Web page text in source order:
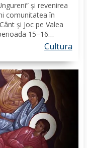
și revenirea
comunitatea în
și Joc pe Valea
15–16
găzdui unul dintre
Cultura